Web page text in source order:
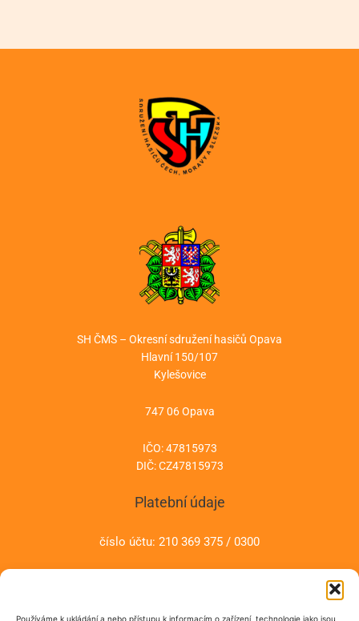
Používáme k ukládání a nebo přístupu k informacím o zařízení, technologie jako jsou
SH ČMS – Okresní sdružení hasičů Opava
Hlavní 150/107
Kylešovice
747 06 Opava
IČO: 47815973
DIČ: CZ47815973
Platební údaje
číslo účtu: 210 369 375 / 0300
Kontakt: